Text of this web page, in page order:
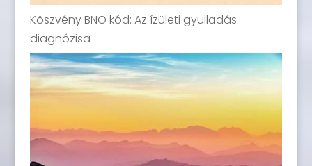
Köszvény BNO kód: Az ízületi gyulladás
diagnózisa